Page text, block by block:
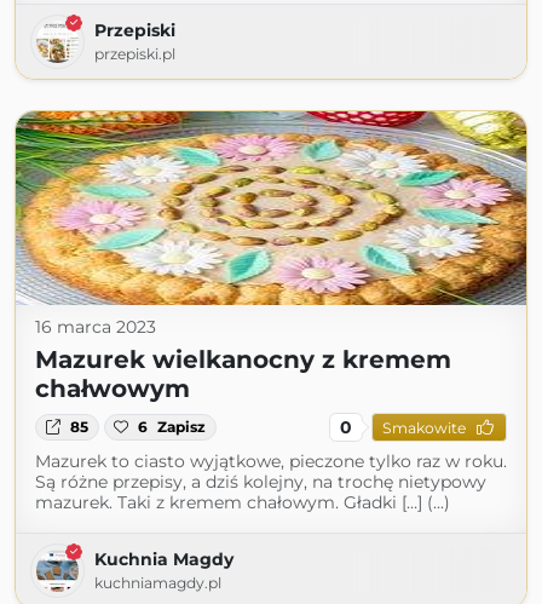
Przepiski
przepiski.pl
16 marca 2023
Mazurek wielkanocny z kremem
chałwowym
85 6 Zapisz 0 Smakowite
Mazurek to ciasto wyjątkowe, pieczone tylko raz w roku.
Są różne przepisy, a dziś kolejny, na trochę nietypowy
mazurek. Taki z kremem chałowym. Gładki […] (...)
Kuchnia Magdy
kuchniamagdy.pl